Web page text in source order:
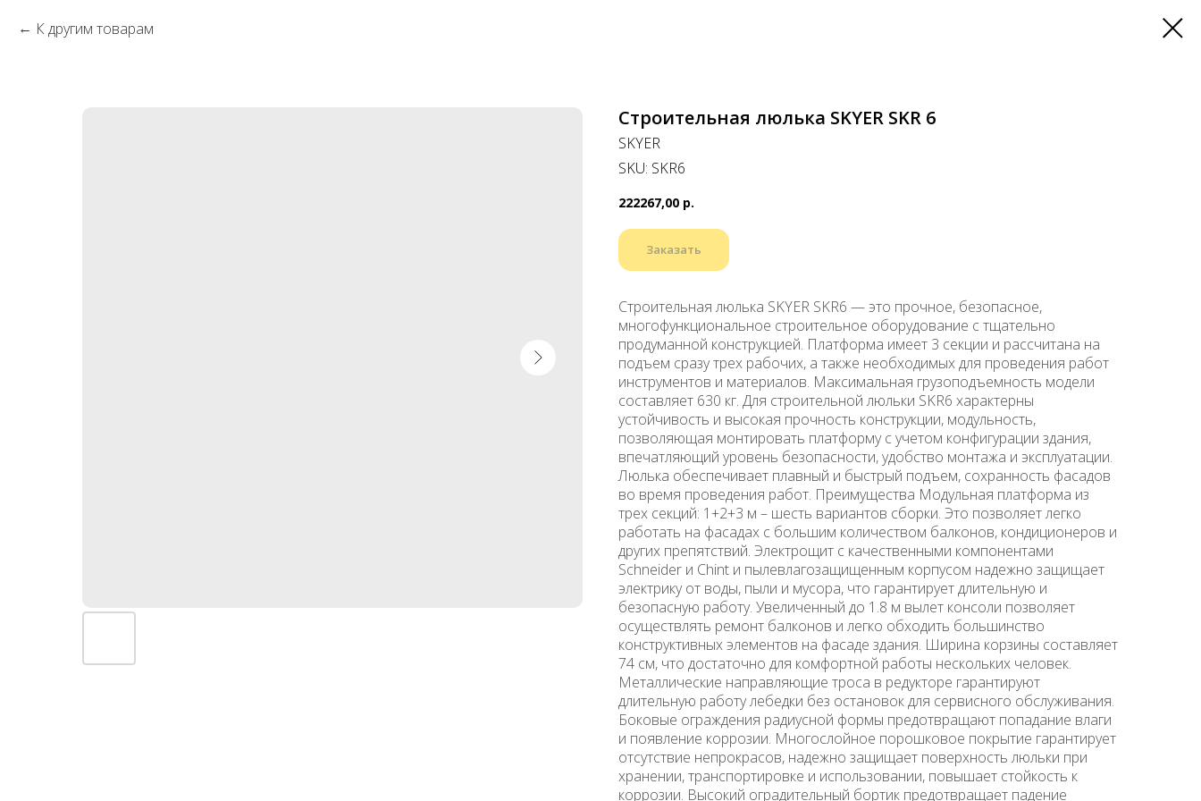
К другим товарам
Строительная люлька SKYER SKR 6
SKYER
SKU: SKR6
222267,00 р.
Заказать
Строительная люлька SKYER SKR6 — это прочное, безопасное,
многофункциональное строительное оборудование с тщательно
продуманной конструкцией. Платформа имеет 3 секции и рассчитана на
подъем сразу трех рабочих, а также необходимых для проведения работ
инструментов и материалов. Максимальная грузоподъемность модели
составляет 630 кг. Для строительной люльки SKR6 характерны
устойчивость и высокая прочность конструкции, модульность,
позволяющая монтировать платформу с учетом конфигурации здания,
впечатляющий уровень безопасности, удобство монтажа и эксплуатации.
Люлька обеспечивает плавный и быстрый подъем, сохранность фасадов
во время проведения работ. Преимущества Модульная платформа из
трех секций: 1+2+3 м – шесть вариантов сборки. Это позволяет легко
работать на фасадах с большим количеством балконов, кондиционеров и
других препятствий. Электрощит с качественными компонентами
Schneider и Chint и пылевлагозащищенным корпусом надежно защищает
электрику от воды, пыли и мусора, что гарантирует длительную и
безопасную работу. Увеличенный до 1.8 м вылет консоли позволяет
осуществлять ремонт балконов и легко обходить большинство
конструктивных элементов на фасаде здания. Ширина корзины составляет
74 см, что достаточно для комфортной работы нескольких человек.
Металлические направляющие троса в редукторе гарантируют
длительную работу лебедки без остановок для сервисного обслуживания.
Боковые ограждения радиусной формы предотвращают попадание влаги
и появление коррозии. Многослойное порошковое покрытие гарантирует
отсутствие непрокрасов, надежно защищает поверхность люльки при
хранении, транспортировке и использовании, повышает стойкость к
коррозии. Высокий оградительный бортик предотвращает падение